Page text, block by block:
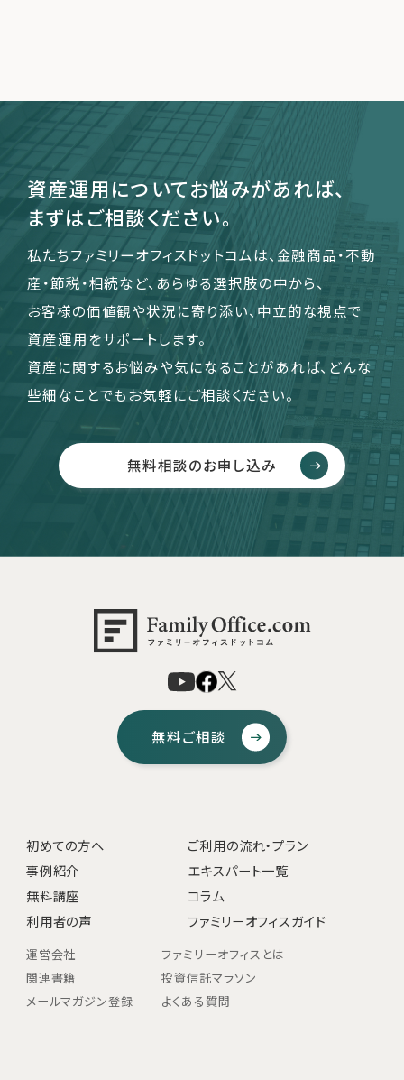
資産運用についてお悩みがあれば、
まずはご相談ください。
私たちファミリーオフィスドットコムは、金融商品・不動
産・節税・相続など、あらゆる選択肢の中から、
お客様の価値観や状況に寄り添い、中立的な視点で
資産運用をサポートします。
資産に関するお悩みや気になることがあれば、どんな
些細なことでもお気軽にご相談ください。
無料相談のお申し込み
無料ご相談
初めての方へ
ご利用の流れ・プラン
事例紹介
エキスパート一覧
無料講座
コラム
利用者の声
ファミリーオフィスガイド
運営会社
ファミリーオフィスとは
関連書籍
投資信託マラソン
メールマガジン登録
よくある質問